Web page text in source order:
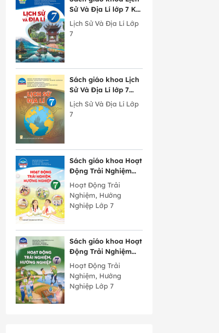
Sử Và Địa Lí lớp 7 Kết
Nối Tri Thức Với
Cuộc Sống
Lịch Sử Và Địa Lí Lớp
7
Sách giáo khoa Lịch
Sử Và Địa Lí lớp 7
Chân Trời Sáng Tạo
Lịch Sử Và Địa Lí Lớp
7
Sách giáo khoa Hoạt
Động Trải Nghiệm
Hướng Nghiệp lớp 7
bản 2 Chân Trời
Sáng Tạo
Hoạt Động Trải
Nghiệm, Hướng
Nghiệp Lớp 7
Sách giáo khoa Hoạt
Động Trải Nghiệm
Hướng Nghiệp lớp 7
bản 1 Chân Trời
Sáng Tạo
Hoạt Động Trải
Nghiệm, Hướng
Nghiệp Lớp 7